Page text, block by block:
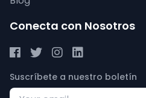
Conecta con Nosotros
Suscríbete a nuestro boletín